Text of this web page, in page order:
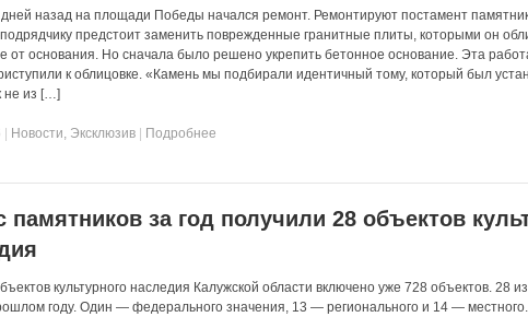
дней назад на площади Победы начался ремонт. Ремонтируют постамент
предстоит заменить поврежденные гранитные плиты, которыми он
от основания. Но сначала было решено укрепить бетонное основание. Эта
к облицовке. «Камень мы подбирали идентичный тому, который был
не из […]
Новости, Эксклюзив Подробнее
памятников за год получили 28 объектов
культурного наследия Калужской области включено уже 728 объектов. 28
году. Один — федерального значения, 13 — регионального и 14 —